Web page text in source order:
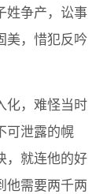
姓争产，讼事
美，惜犯反吟
化，难怪当时
可泄露的幌
，就连他的好
他需要两千两